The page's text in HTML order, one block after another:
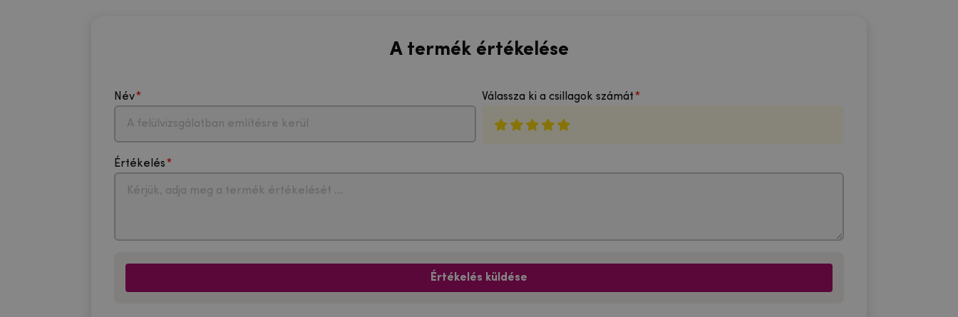
A termék értékelése
Név Válassza ki a csillagok számát
Értékelés
Értékelés küldése